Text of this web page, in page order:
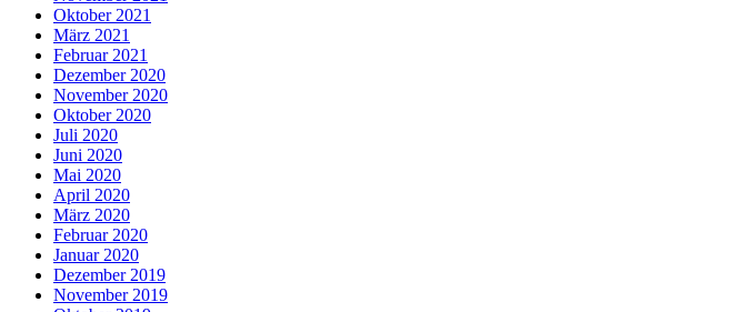
Oktober 2021
März 2021
Februar 2021
Dezember 2020
November 2020
Oktober 2020
Juli 2020
Juni 2020
Mai 2020
April 2020
März 2020
Februar 2020
Januar 2020
Dezember 2019
November 2019